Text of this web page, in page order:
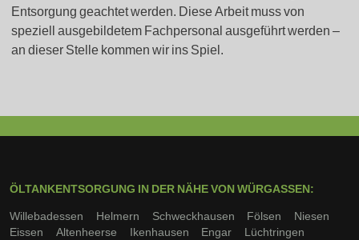
Entsorgung geachtet werden. Diese Arbeit muss von
speziell ausgebildetem Fachpersonal ausgeführt werden –
an dieser Stelle kommen wir ins Spiel.
ÖLTANKENTSORGUNG IN DER NÄHE VON WÜRGASSEN:
Willebadessen
Helmern Schweckhausen Fölsen
Niesen
Eissen
Altenheerse Ikenhausen Engar
Lüchtringen